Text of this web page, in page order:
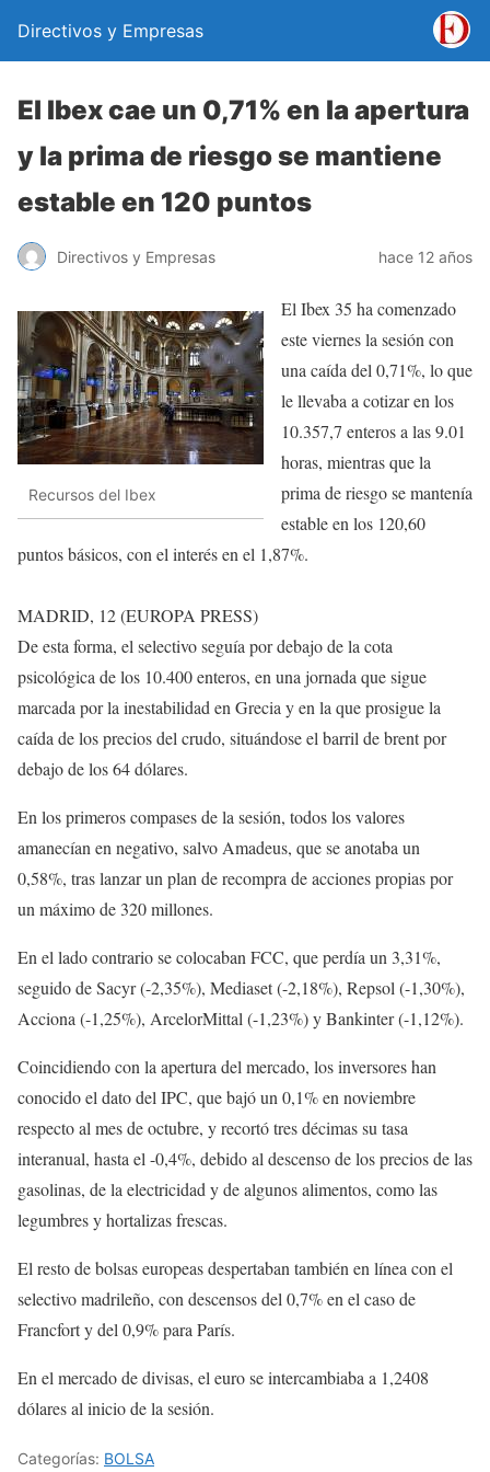
Directivos y Empresas
El Ibex cae un 0,71% en la apertura
y la prima de riesgo se mantiene
estable en 120 puntos
Directivos y Empresas hace 12 años
Recursos del Ibex
El Ibex 35 ha comenzado
este viernes la sesión con
una caída del 0,71%, lo que
le llevaba a cotizar en los
10.357,7 enteros a las 9.01
horas, mientras que la
prima de riesgo se mantenía
estable en los 120,60
puntos básicos, con el interés en el 1,87%.
MADRID, 12 (EUROPA PRESS)
De esta forma, el selectivo seguía por debajo de la cota
psicológica de los 10.400 enteros, en una jornada que sigue
marcada por la inestabilidad en Grecia y en la que prosigue la
caída de los precios del crudo, situándose el barril de brent por
debajo de los 64 dólares.
En los primeros compases de la sesión, todos los valores
amanecían en negativo, salvo Amadeus, que se anotaba un
0,58%, tras lanzar un plan de recompra de acciones propias por
un máximo de 320 millones.
En el lado contrario se colocaban FCC, que perdía un 3,31%,
seguido de Sacyr (-2,35%), Mediaset (-2,18%), Repsol (-1,30%),
Acciona (-1,25%), ArcelorMittal (-1,23%) y Bankinter (-1,12%).
Coincidiendo con la apertura del mercado, los inversores han
conocido el dato del IPC, que bajó un 0,1% en noviembre
respecto al mes de octubre, y recortó tres décimas su tasa
interanual, hasta el -0,4%, debido al descenso de los precios de las
gasolinas, de la electricidad y de algunos alimentos, como las
legumbres y hortalizas frescas.
El resto de bolsas europeas despertaban también en línea con el
selectivo madrileño, con descensos del 0,7% en el caso de
Francfort y del 0,9% para París.
En el mercado de divisas, el euro se intercambiaba a 1,2408
dólares al inicio de la sesión.
Categorías: BOLSA